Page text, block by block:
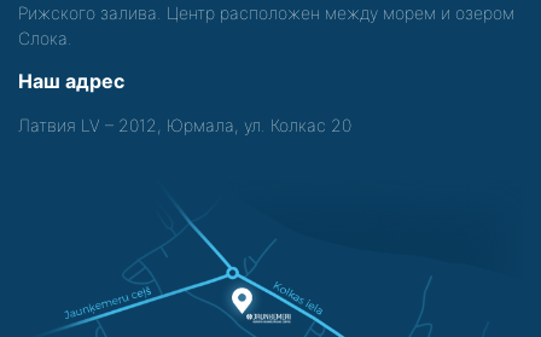
Рижского залива. Центр расположен между морем и озером
Слока.
Наш адрес
Латвия LV – 2012, Юрмала, ул. Колкас 20